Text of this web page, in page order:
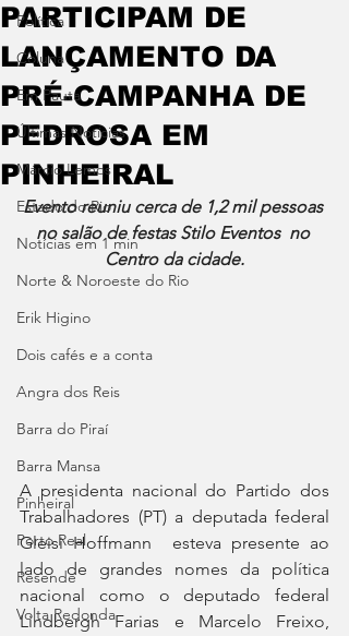
Política
Coluna
Em Pauta
Últimas Notícias
Márcio Lemos
Estado do Rio
Notícias em 1 min
Norte & Noroeste do Rio
Erik Higino
Dois cafés e a conta
Angra dos Reis
Barra do Piraí
Barra Mansa
Pinheiral
Porto Real
Resende
Volta Redonda
PARTICIPAM DE
LANÇAMENTO DA
PRÉ-CAMPANHA DE
PEDROSA EM
PINHEIRAL
Evento reuniu cerca de 1,2 mil pessoas
no salão de festas Stilo Eventos  no
Centro da cidade.
A presidenta nacional do Partido dos
Trabalhadores (PT) a deputada federal
Gleisi Hoffmann  esteva presente ao
lado de grandes nomes da política
nacional como o deputado federal
Lindbergh Farias e Marcelo Freixo,